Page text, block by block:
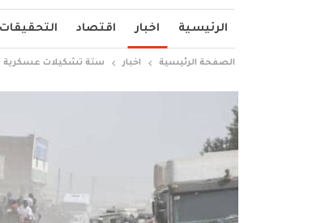
الرئيسية اخبار اقتصاد
الصفحة الرئيسية اخبار ستة تشكيلات عسكرية